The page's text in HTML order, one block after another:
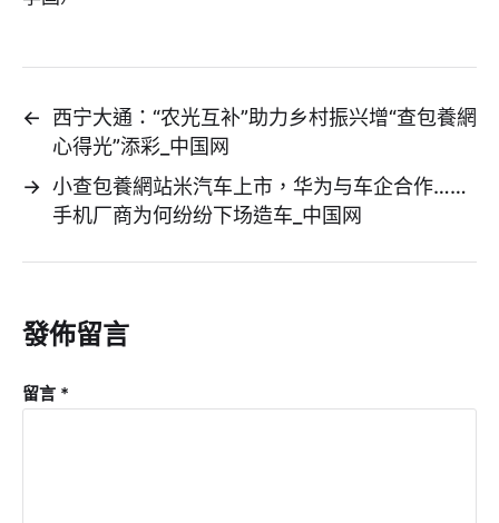
←
西宁大通：“农光互补”助力乡村振兴增“查包養網
心得光”添彩_中国网
→ 小查包養網站米汽车上市，华为与车企合作……
手机厂商为何纷纷下场造车_中国网
發佈留言
留言 *